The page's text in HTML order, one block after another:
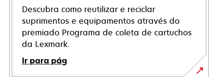
Descubra como reutilizar e reciclar
suprimentos e equipamentos através do
premiado Programa de coleta de cartuchos
da Lexmark.
Ir para pág